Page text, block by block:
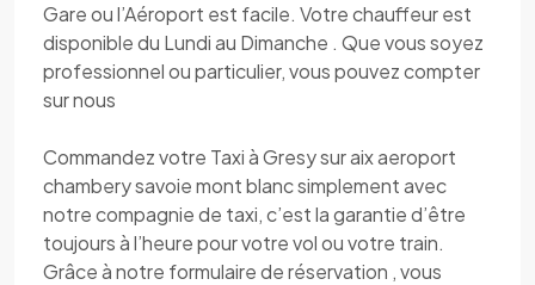
Gare ou l’Aéroport est facile. Votre chauffeur est
disponible du Lundi au Dimanche . Que vous soyez
professionnel ou particulier, vous pouvez compter
sur nous
Commandez votre Taxi à Gresy sur aix aeroport
chambery savoie mont blanc simplement avec
notre compagnie de taxi, c’est la garantie d’être
toujours à l’heure pour votre vol ou votre train.
Grâce à notre formulaire de réservation , vous